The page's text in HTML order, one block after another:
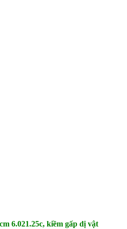
6.021.25c, kiềm gấp dị vật